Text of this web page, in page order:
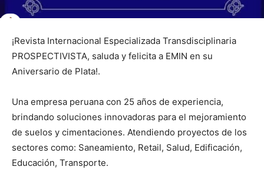
¡Revista Internacional Especializada Transdisciplinaria
PROSPECTIVISTA, saluda y felicita a EMIN en su
Aniversario de Plata!.
Una empresa peruana con 25 años de experiencia,
brindando soluciones innovadoras para el mejoramiento
de suelos y cimentaciones. Atendiendo proyectos de los
sectores como: Saneamiento, Retail, Salud, Edificación,
Educación, Transporte.